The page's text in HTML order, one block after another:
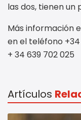
las dos, tienen un
Más información
en el teléfono
+ 34 639 702 025
Artículos